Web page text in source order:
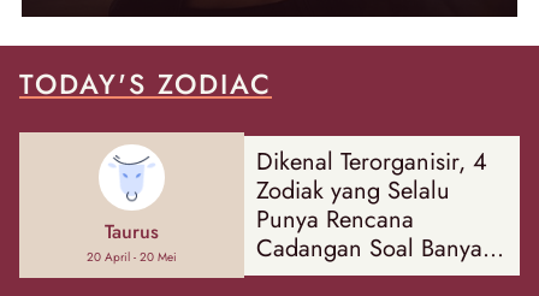
TODAY'S ZODIAC
Taurus
20 April - 20 Mei
Dikenal Terorganisir, 4
Zodiak yang Selalu
Punya Rencana
Cadangan Soal Banyak
Hal